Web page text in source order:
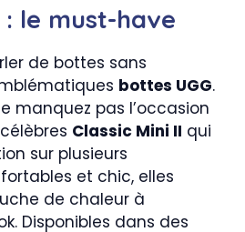
: le must-have
de bottes sans
bottes UGG.
manquez pas l’occasion
Classic Mini II qui
sur plusieurs
et chic, elles
de chaleur à
Disponibles dans des